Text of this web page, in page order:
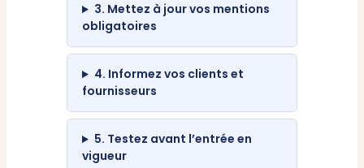
3. Mettez à jour vos mentions
obligatoires
4. Informez vos clients et
fournisseurs
5. Testez avant l’entrée en
vigueur